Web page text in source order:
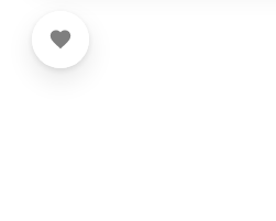
Favoritt